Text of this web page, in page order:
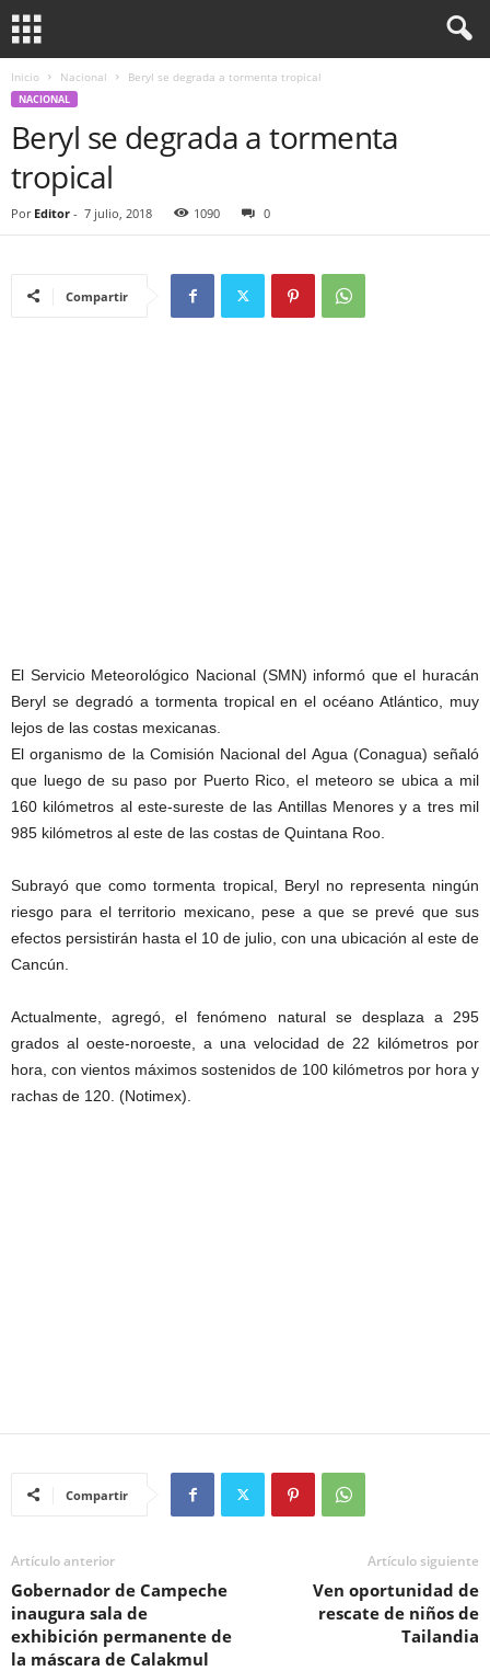
Inicio Nacional Beryl se degrada a tormenta tropical
NACIONAL
Beryl se degrada a tormenta
tropical
Por Editor - 7 julio, 2018 1090 0
Compartir
El Servicio Meteorológico Nacional (SMN) informó que el huracán
Beryl se degradó a tormenta tropical en el océano Atlántico, muy
lejos de las costas mexicanas.
El organismo de la Comisión Nacional del Agua (Conagua) señaló
que luego de su paso por Puerto Rico, el meteoro se ubica a mil
160 kilómetros al este-sureste de las Antillas Menores y a tres mil
985 kilómetros al este de las costas de Quintana Roo.
Subrayó que como tormenta tropical, Beryl no representa ningún
riesgo para el territorio mexicano, pese a que se prevé que sus
efectos persistirán hasta el 10 de julio, con una ubicación al este de
Cancún.
Actualmente, agregó, el fenómeno natural se desplaza a 295
grados al oeste-noroeste, a una velocidad de 22 kilómetros por
hora, con vientos máximos sostenidos de 100 kilómetros por hora y
rachas de 120. (Notimex).
Compartir
Artículo anterior
Gobernador de Campeche
inaugura sala de
exhibición permanente de
la máscara de Calakmul
Artículo siguiente
Ven oportunidad de
rescate de niños de
Tailandia